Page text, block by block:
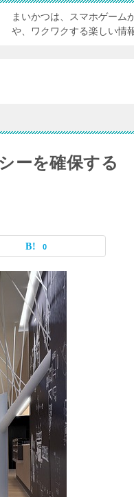
まいかつは、スマホゲーム
や、ワクワクする楽しい情
ーを確保する
0